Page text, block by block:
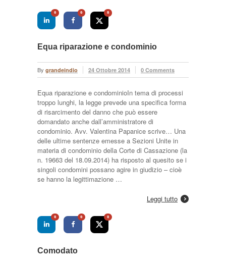
0 0 0
Equa riparazione e condominio
By grandeindio 24 Ottobre 2014 0 Comments
Equa riparazione e condominioIn tema di processi
troppo lunghi, la legge prevede una specifica forma
di risarcimento del danno che può essere
domandato anche dall’amministratore di
condominio. Avv. Valentina Papanice scrive… Una
delle ultime sentenze emesse a Sezioni Unite in
materia di condominio della Corte di Cassazione (la
n. 19663 del 18.09.2014) ha risposto al quesito se i
singoli condomini possano agire in giudizio – cioè
se hanno la legittimazione …
Leggi tutto
0 0 0
Comodato